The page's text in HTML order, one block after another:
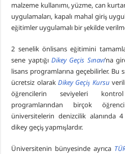
malzeme kullanımı, yüzme, can
uygulamaları, kapalı mahal giriş
eğitimler uygulamalı bir şekilde
2 senelik önlisans eğitimini
sene yaptığıDikey Geçis Sınavı’na
lisans programlarına geçebilirler. Bu
ücretsiz olarakDikey Geçiş Kursu
öğrencilerin seviyeleri
programlarından birçok
üniversitelerin denizcilik alanında
dikey geçiş yapmışlardır.
Üniversitenin bünyesinde ayrıca